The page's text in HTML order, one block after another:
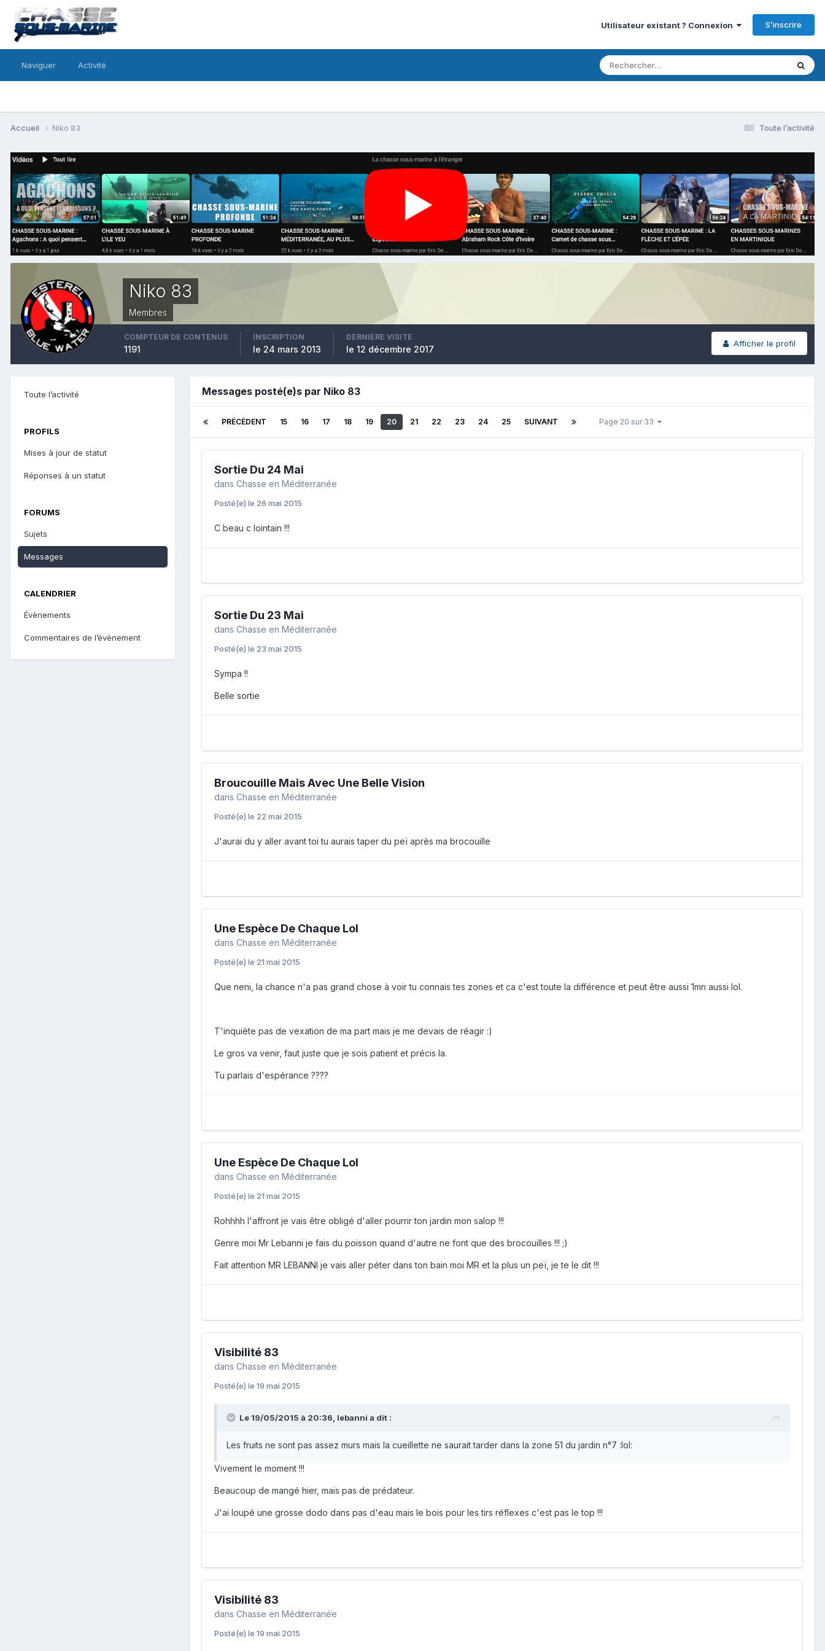
Utilisateur existant ? Connexion S’inscrire
Naviguer Activité
Toute l’activité
Accueil Niko 83
Niko 83
Membres
Afficher le profil
COMPTEUR DE CONTENUS
1191
INSCRIPTION
le 24 mars 2013
DERNIÈRE VISITE
le 12 décembre 2017
Toute l’activité
PROFILS
Mises à jour de statut
Réponses à un statut
FORUMS
Sujets
Messages
CALENDRIER
Évènements
Commentaires de l’évènement
Messages posté(e)s par Niko 83
PRÉCÉDENT 15 16 17 18 19 20 21 22 23 24 25 SUIVANT Page 20 sur 33
Sortie Du 24 Mai
dans Chasse en Méditerranée
Posté(e) le 26 mai 2015
C beau c lointain !!!
Sortie Du 23 Mai
dans Chasse en Méditerranée
Posté(e) le 23 mai 2015
Sympa !!
Belle sortie
Broucouille Mais Avec Une Belle Vision
dans Chasse en Méditerranée
Posté(e) le 22 mai 2015
J'aurai du y aller avant toi tu aurais taper du peï après ma brocouille
Une Espèce De Chaque Lol
dans Chasse en Méditerranée
Posté(e) le 21 mai 2015
Que neni, la chance n'a pas grand chose à voir tu connais tes zones et ca c'est toute la différence et peut être aussi 1mn aussi lol.
T'inquiète pas de vexation de ma part mais je me devais de réagir :)
Le gros va venir, faut juste que je sois patient et précis la.
Tu parlais d'espérance ????
Une Espèce De Chaque Lol
dans Chasse en Méditerranée
Posté(e) le 21 mai 2015
Rohhhh l'affront je vais être obligé d'aller pourrir ton jardin mon salop !!!
Genre moi Mr Lebanni je fais du poisson quand d'autre ne font que des brocouilles !!! ;)
Fait attention MR LEBANNI je vais aller péter dans ton bain moi MR et la plus un peï, je te le dit !!!
Visibilité 83
dans Chasse en Méditerranée
Posté(e) le 19 mai 2015
Le 19/05/2015 à 20:36, lebanni a dit :
Les fruits ne sont pas assez murs mais la cueillette ne saurait tarder dans la zone 51 du jardin n°7 :lol:
Vivement le moment !!!
Beaucoup de mangé hier, mais pas de prédateur.
J'ai loupé une grosse dodo dans pas d'eau mais le bois pour les tirs réflexes c'est pas le top !!!
Visibilité 83
dans Chasse en Méditerranée
Posté(e) le 19 mai 2015